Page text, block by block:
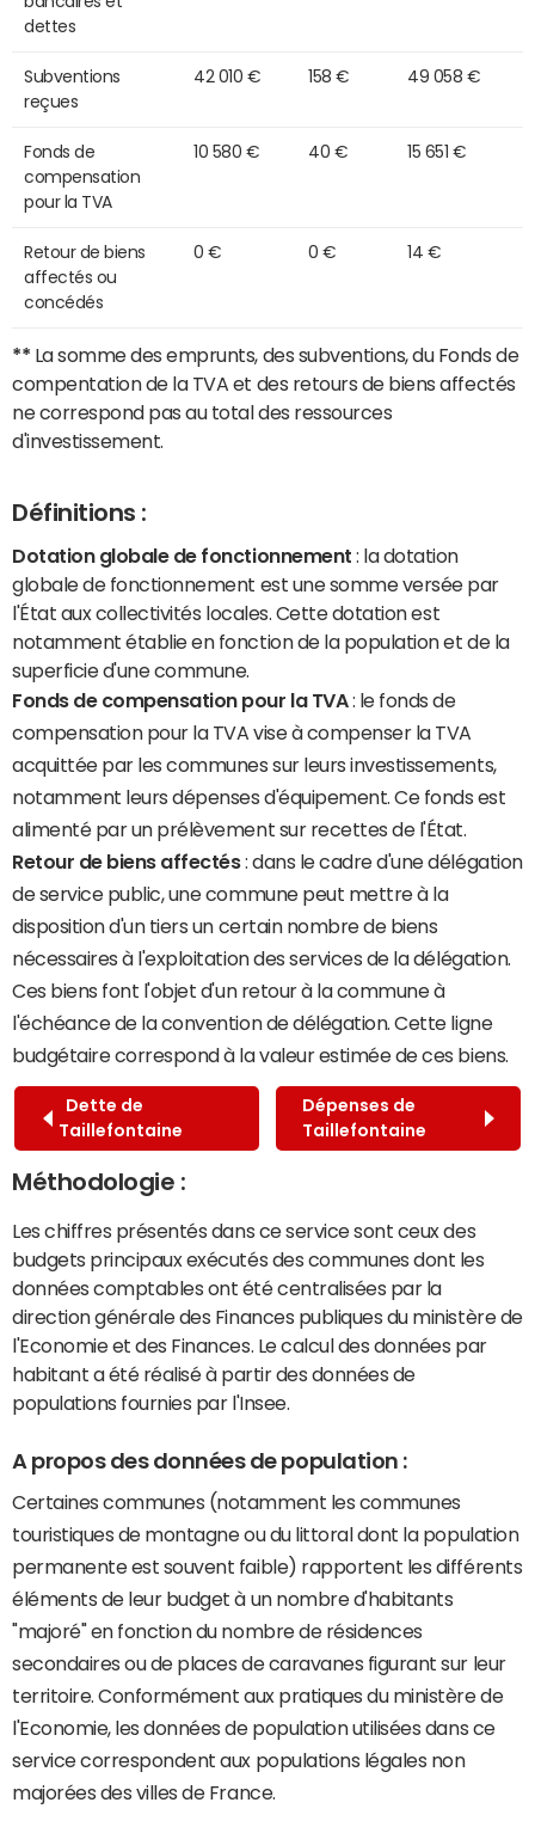
dettes
Subventions
reçues
42 010 € 158 € 49 058 €
Fonds de
compensation
pour la TVA
10 580 € 40 € 15 651 €
Retour de biens
affectés ou
concédés
0 € 0 € 14 €
** La somme des emprunts, des subventions, du Fonds de
compentation de la TVA et des retours de biens affectés
ne correspond pas au total des ressources
d'investissement.
Définitions :
Dotation globale de fonctionnement : la dotation
globale de fonctionnement est une somme versée par
l'État aux collectivités locales. Cette dotation est
notamment établie en fonction de la population et de la
superficie d'une commune.
Fonds de compensation pour la TVA: le fonds de
compensation pour la TVA vise à compenser la TVA
acquittée par les communes sur leurs investissements,
notamment leurs dépenses d'équipement. Ce fonds est
alimenté par un prélèvement sur recettes de l'État.
Retour de biens affectés: dans le cadre d'une délégation
de service public, une commune peut mettre à la
disposition d'un tiers un certain nombre de biens
nécessaires à l'exploitation des services de la délégation.
Ces biens font l'objet d'un retour à la commune à
l'échéance de la convention de délégation. Cette ligne
budgétaire correspond à la valeur estimée de ces biens.
Dette de
Taillefontaine
Dépenses de
Taillefontaine
Méthodologie :
Les chiffres présentés dans ce service sont ceux des
budgets principaux exécutés des communes dont les
données comptables ont été centralisées par la
direction générale des Finances publiques du ministère de
l'Economie et des Finances. Le calcul des données par
habitant a été réalisé à partir des données de
populations fournies par l'Insee.
A propos des données de population :
Certaines communes (notamment les communes
touristiques de montagne ou du littoral dont la population
permanente est souvent faible) rapportent les différents
éléments de leur budget à un nombre d'habitants
"majoré" en fonction du nombre de résidences
secondaires ou de places de caravanes figurant sur leur
territoire. Conformément aux pratiques du ministère de
l'Economie, les données de population utilisées dans ce
service correspondent aux populations légales non
majorées des villes de France.